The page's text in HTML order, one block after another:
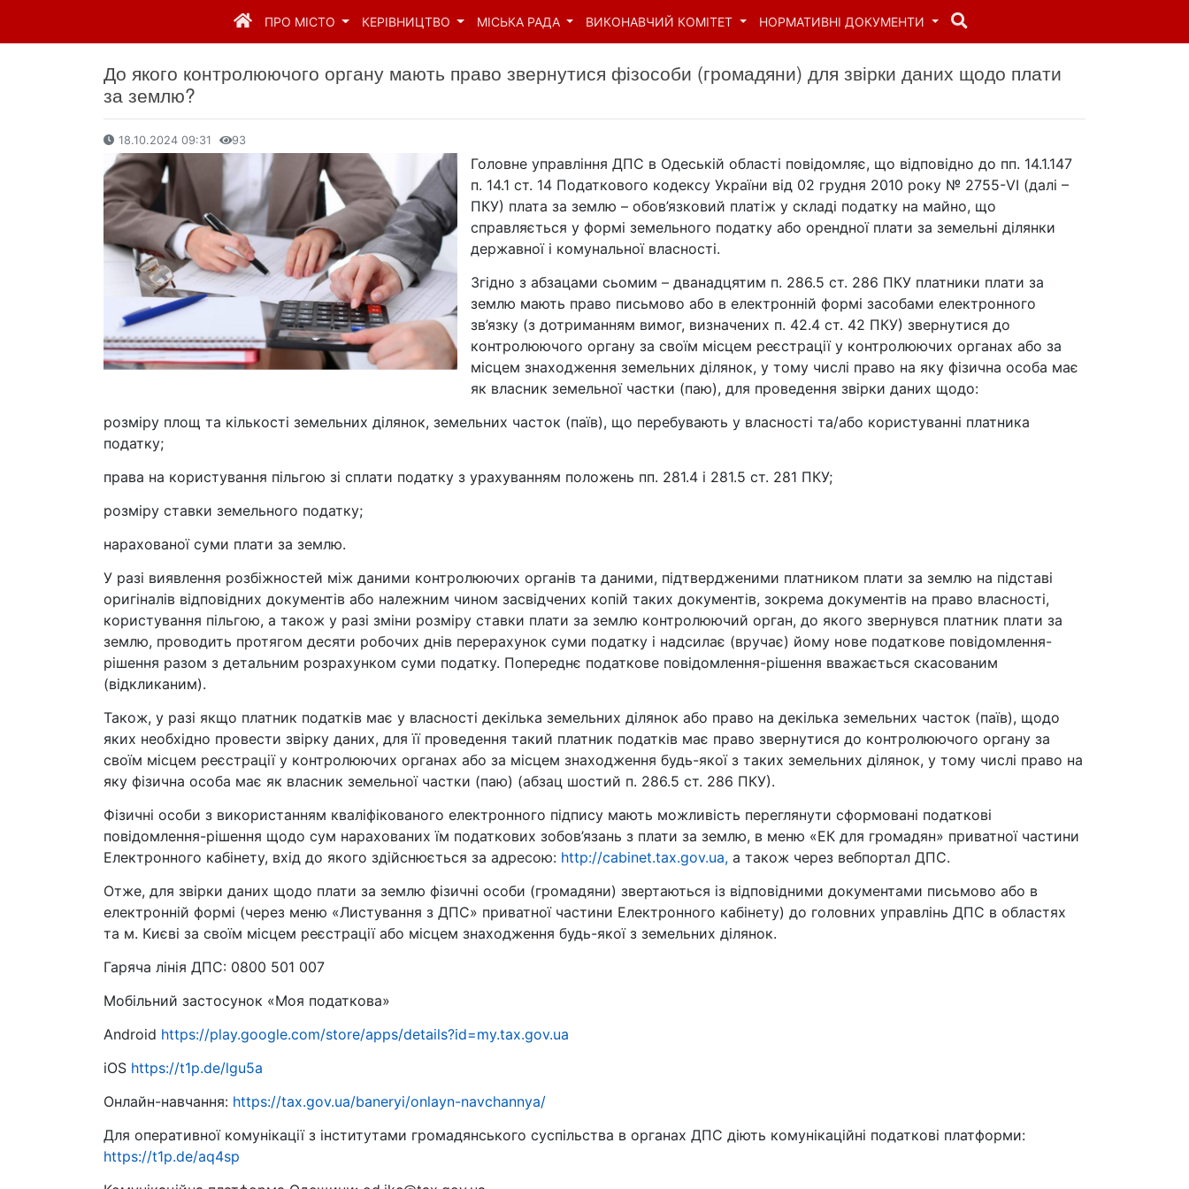
ПРО МІСТО КЕРІВНИЦТВО МІСЬКА РАДА ВИКОНАВЧИЙ КОМІТЕТ НОРМАТИВНІ ДОКУМЕНТИ
До якого контролюючого органу мають право звернутися фізособи (громадяни) для звірки даних щодо плати
за землю?
18.10.2024 09:31 93
Головне управління ДПС в Одеській області повідомляє, що відповідно до пп. 14.1.147
п. 14.1 ст. 14 Податкового кодексу України від 02 грудня 2010 року № 2755-VІ (далі –
ПКУ) плата за землю – обов’язковий платіж у складі податку на майно, що
справляється у формі земельного податку або орендної плати за земельні ділянки
державної і комунальної власності.
Згідно з абзацами сьомим – дванадцятим п. 286.5 ст. 286 ПКУ платники плати за
землю мають право письмово або в електронній формі засобами електронного
зв’язку (з дотриманням вимог, визначених п. 42.4 ст. 42 ПКУ) звернутися до
контролюючого органу за своїм місцем реєстрації у контролюючих органах або за
місцем знаходження земельних ділянок, у тому числі право на яку фізична особа має
як власник земельної частки (паю), для проведення звірки даних щодо:
розміру площ та кількості земельних ділянок, земельних часток (паїв), що перебувають у власності та/або користуванні платника
податку;
права на користування пільгою зі сплати податку з урахуванням положень пп. 281.4 і 281.5 ст. 281 ПКУ;
розміру ставки земельного податку;
нарахованої суми плати за землю.
У разі виявлення розбіжностей між даними контролюючих органів та даними, підтвердженими платником плати за землю на підставі
оригіналів відповідних документів або належним чином засвідчених копій таких документів, зокрема документів на право власності,
користування пільгою, а також у разі зміни розміру ставки плати за землю контролюючий орган, до якого звернувся платник плати за
землю, проводить протягом десяти робочих днів перерахунок суми податку і надсилає (вручає) йому нове податкове повідомлення-
рішення разом з детальним розрахунком суми податку. Попереднє податкове повідомлення-рішення вважається скасованим
(відкликаним).
Також, у разі якщо платник податків має у власності декілька земельних ділянок або право на декілька земельних часток (паїв), щодо
яких необхідно провести звірку даних, для її проведення такий платник податків має право звернутися до контролюючого органу за
своїм місцем реєстрації у контролюючих органах або за місцем знаходження будь-якої з таких земельних ділянок, у тому числі право на
яку фізична особа має як власник земельної частки (паю) (абзац шостий п. 286.5 ст. 286 ПКУ).
Фізичні особи з використанням кваліфікованого електронного підпису мають можливість переглянути сформовані податкові
повідомлення-рішення щодо сум нарахованих їм податкових зобов’язань з плати за землю, в меню «ЕК для громадян» приватної частини
Електронного кабінету, вхід до якого здійснюється за адресою: http://cabinet.tax.gov.ua, а також через вебпортал ДПС.
Отже, для звірки даних щодо плати за землю фізичні особи (громадяни) звертаються із відповідними документами письмово або в
електронній формі (через меню «Листування з ДПС» приватної частини Електронного кабінету) до головних управлінь ДПС в областях
та м. Києві за своїм місцем реєстрації або місцем знаходження будь-якої з земельних ділянок.
Гаряча лінія ДПС: 0800 501 007
Мобільний застосунок «Моя податкова»
Android https://play.google.com/store/apps/details?id=my.tax.gov.ua
iOS https://t1p.de/lgu5a
Онлайн-навчання: https://tax.gov.ua/baneryi/onlayn-navchannya/
Для оперативної комунікації з інститутами громадянського суспільства в органах ДПС діють комунікаційні податкові платформи:
https://t1p.de/aq4sp